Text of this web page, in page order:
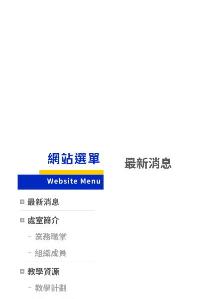
最新消息
處室簡介
業務職掌
組織成員
教學資源
教學計劃
最新消息